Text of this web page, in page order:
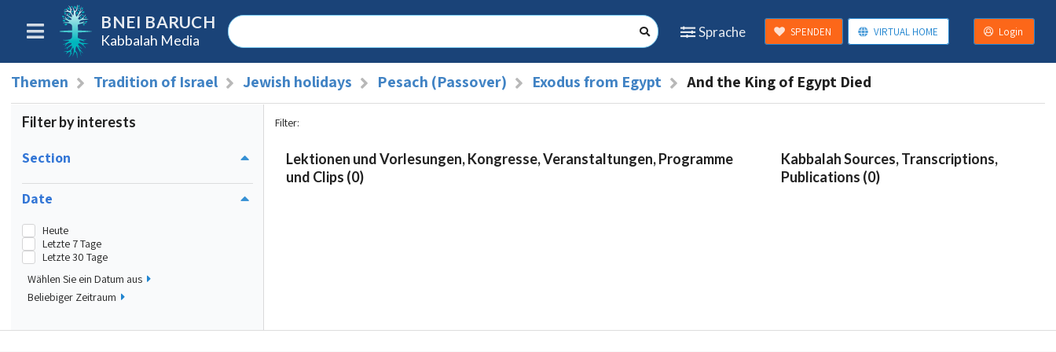
BNEI BARUCH
Kabbalah Media
Sprache SPENDEN VIRTUAL HOME Login
Themen Tradition of Israel Jewish holidays Pesach (Passover) Exodus from Egypt And the King of Egypt Died
Filter by interests
Section
Date
Heute
Letzte 7 Tage
Letzte 30 Tage
Wählen Sie ein Datum aus
Beliebiger Zeitraum
Filter:
Lektionen und Vorlesungen, Kongresse, Veranstaltungen, Programme
und Clips (0)
Kabbalah Sources, Transcriptions,
Publications (0)